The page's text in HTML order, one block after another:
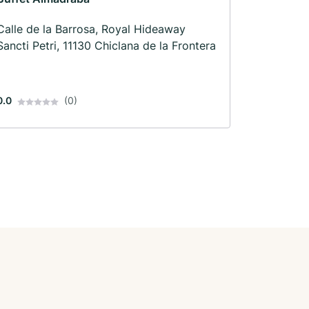
de la Barrosa, Royal Hideaway
Petri, 11130 Chiclana de la Frontera
(0)